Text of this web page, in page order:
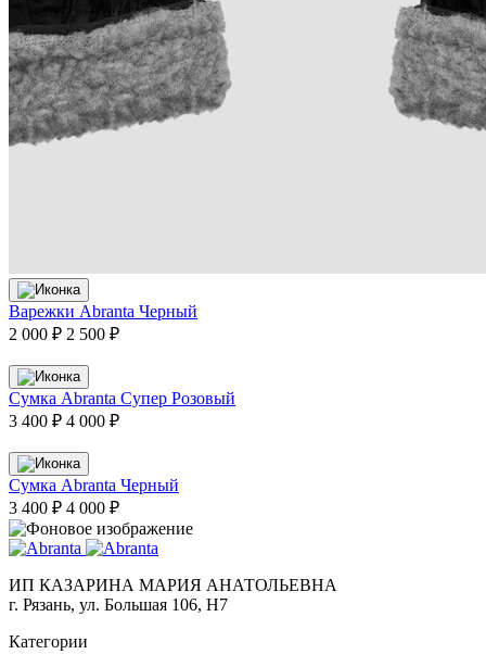
Варежки Abranta Черный
2 000 ₽ 2 500 ₽
Сумка Abranta Супер Розовый
3 400 ₽ 4 000 ₽
Сумка Abranta Черный
3 400 ₽ 4 000 ₽
ИП КАЗАРИНА МАРИЯ АНАТОЛЬЕВНА
г. Рязань, ул. Большая 106, Н7
Категории